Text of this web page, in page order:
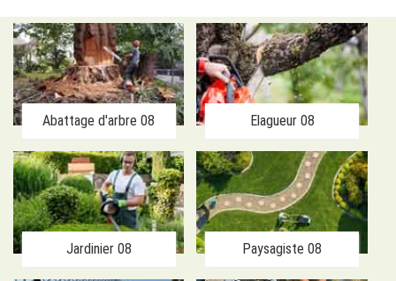
Abattage d'arbre 08 Elagueur 08
Jardinier 08 Paysagiste 08